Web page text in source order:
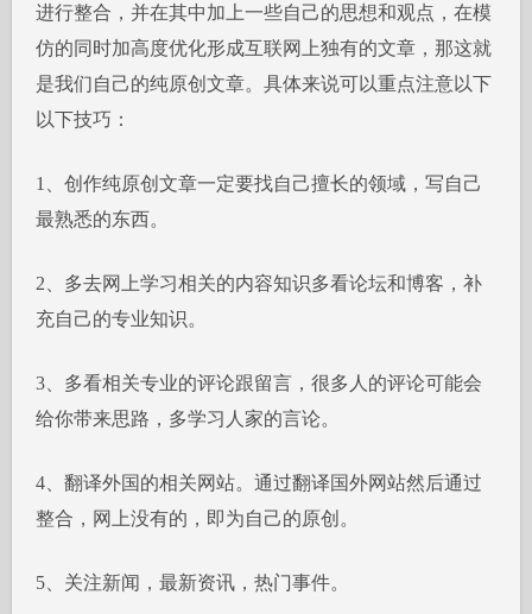
进行整合，并在其中加上一些自己的思想和观点，在模
仿的同时加高度优化形成互联网上独有的文章，那这就
是我们自己的纯原创文章。具体来说可以重点注意以下
以下技巧：
1、创作纯原创文章一定要找自己擅长的领域，写自己
最熟悉的东西。
2、多去网上学习相关的内容知识多看论坛和博客，补
充自己的专业知识。
3、多看相关专业的评论跟留言，很多人的评论可能会
给你带来思路，多学习人家的言论。
4、翻译外国的相关网站。通过翻译国外网站然后通过
整合，网上没有的，即为自己的原创。
5、关注新闻，最新资讯，热门事件。